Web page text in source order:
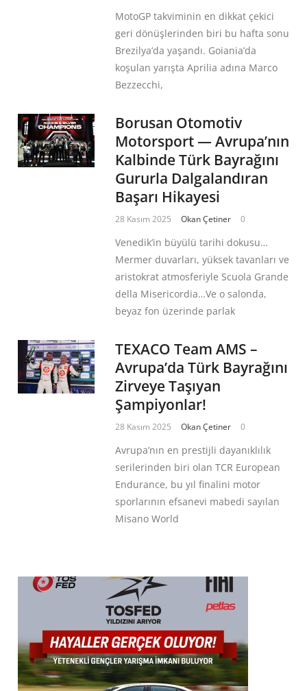
MotoGP takviminin en dikkat çekici
geri dönüşlerinden biri bu hafta sonu
Brezilya’da yaşandı. Goiania’da
koşulan yarışta Aprilia adına Marco
Bezzecchi,
Borusan Otomotiv
Motorsport — Avrupa’nın
Kalbinde Türk Bayrağını
Gururla Dalgalandıran
Başarı Hikayesi
28 Kasım 2025 Okan Çetiner 0
Venedik’in büyülü tarihi dokusu…
Mermer duvarları, yüksek tavanları ve
aristokrat atmosferiyle Scuola Grande
della Misericordia…Ve o salonda,
beyaz fon üzerinde parlak
TEXACO Team AMS –
Avrupa’da Türk Bayrağını
Zirveye Taşıyan
Şampiyonlar!
28 Kasım 2025 Okan Çetiner 0
Avrupa’nın en prestijli dayanıklılık
serilerinden biri olan TCR European
Endurance, bu yıl finalini motor
sporlarının efsanevi mabedi sayılan
Misano World